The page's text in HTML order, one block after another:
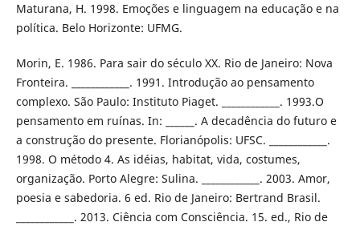
Maturana, H. 1998. Emoções e linguagem na educação e na
política. Belo Horizonte: UFMG.
Morin, E. 1986. Para sair do século XX. Rio de Janeiro: Nova
Fronteira. ____________. 1991. Introdução ao pensamento
complexo. São Paulo: Instituto Piaget. ____________. 1993.O
pensamento em ruínas. In: ______. A decadência do futuro e
a construção do presente. Florianópolis: UFSC. ____________.
1998. O método 4. As idéias, habitat, vida, costumes,
organização. Porto Alegre: Sulina. ____________. 2003. Amor,
poesia e sabedoria. 6 ed. Rio de Janeiro: Bertrand Brasil.
____________. 2013. Ciência com Consciência. 15. ed., Rio de